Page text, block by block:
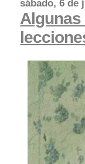
sábado, 6 de